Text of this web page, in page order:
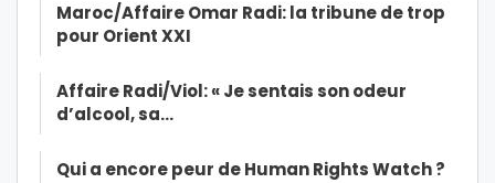
Maroc/Affaire Omar Radi: la tribune de trop
pour Orient XXI
Affaire Radi/Viol: « Je sentais son odeur
d’alcool, sa…
Qui a encore peur de Human Rights Watch ?